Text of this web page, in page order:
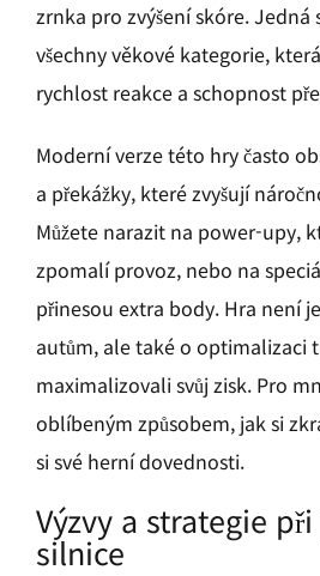
zrnka pro zvýšení skóre. Jedná
všechny věkové kategorie,
rychlost reakce a schopnost
Moderní verze této hry často
a překážky, které zvyšují
Můžete narazit na power-upy,
zpomalí provoz, nebo na
přinesou extra body. Hra není
autům, ale také o optimalizaci
maximalizovali svůj zisk. Pro
oblíbeným způsobem, jak si
si své herní dovednosti.
Výzvy a strategie
silnice